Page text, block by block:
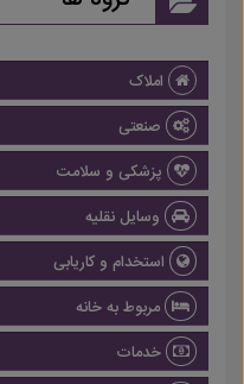
املاک
صنعتی
پزشکی و سلامت
وسایل نقلیه
استخدام و کاریابی
مربوط به خانه
خدمات